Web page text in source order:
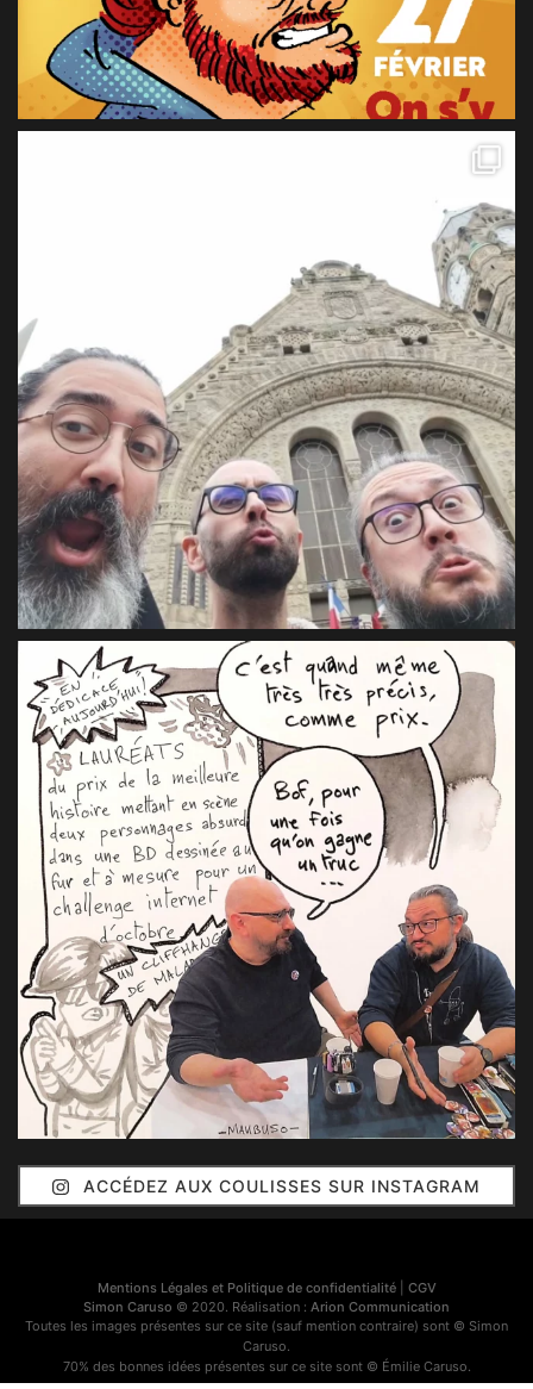
ACCÉDEZ AUX COULISSES SUR INSTAGRAM
Mentions Légales et Politique de confidentialité| CGV
Simon Caruso © 2020. Réalisation : Arion Communication
Toutes les images présentes sur ce site (sauf mention contraire) sont © Simon
Caruso.
70% des bonnes idées présentes sur ce site sont © Émilie Caruso.